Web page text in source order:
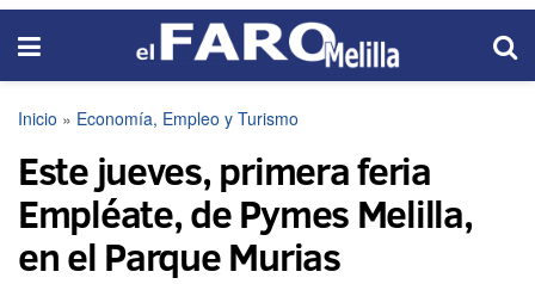
Inicio » Economía, Empleo y Turismo
Este jueves, primera feria
Empléate, de Pymes Melilla,
en el Parque Murias